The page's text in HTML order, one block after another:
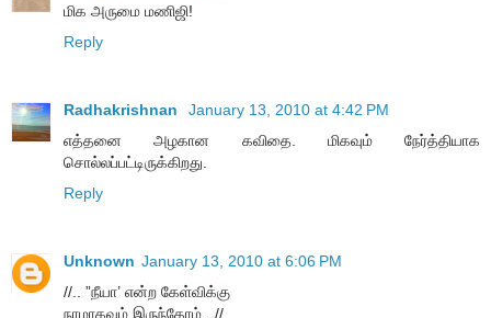
மிக அருமை மணிஜி!
Reply
Radhakrishnan
January 13, 2010 at 4:42 PM
எத்தனை அழகான கவிதை. மிகவும் நேர்த்தியாக
சொல்லப்பட்டிருக்கிறது.
Reply
Unknown January 13, 2010 at 6:06 PM
//.. ”நீயா’ என்ற கேள்விக்கு
நாமாகவும் இருந்தோம் ..//